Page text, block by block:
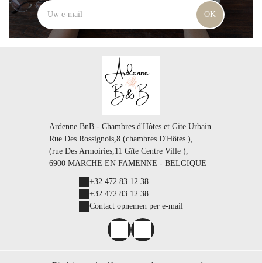
OK
Ardenne BnB - Chambres d'Hôtes et Gite Urbain
Rue Des Rossignols,8 (chambres D'Hôtes ),
(rue Des Armoiries,11 Gîte Centre Ville ),
6900 MARCHE EN FAMENNE - BELGIQUE
+32 472 83 12 38
+32 472 83 12 38
Contact opnemen per e-mail